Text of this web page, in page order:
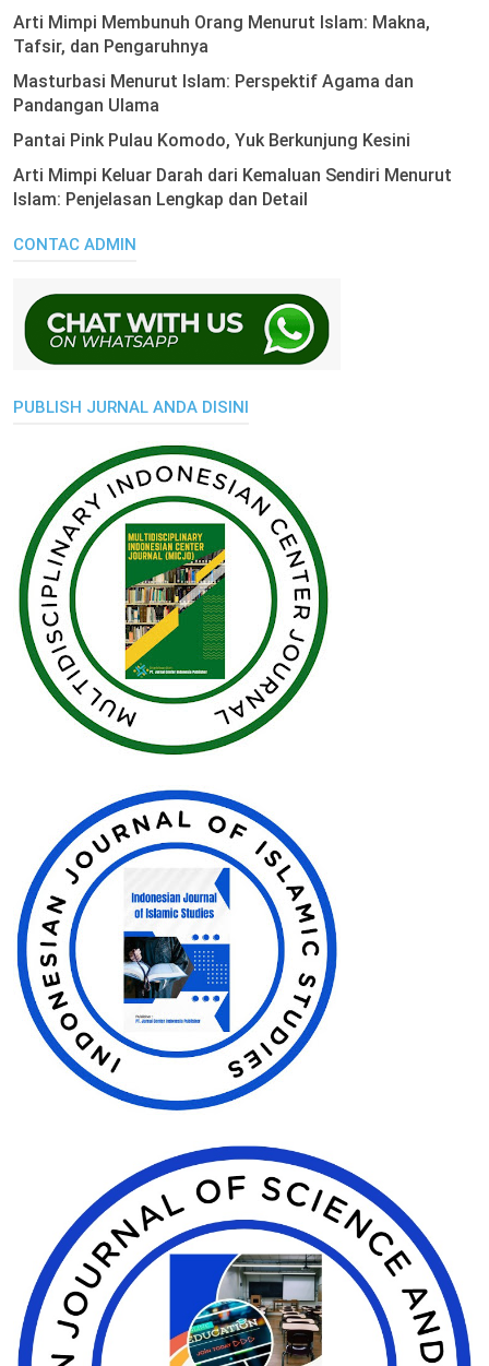
Arti Mimpi Membunuh Orang Menurut Islam: Makna,
Tafsir, dan Pengaruhnya
Masturbasi Menurut Islam: Perspektif Agama dan
Pandangan Ulama
Pantai Pink Pulau Komodo, Yuk Berkunjung Kesini
Arti Mimpi Keluar Darah dari Kemaluan Sendiri Menurut
Islam: Penjelasan Lengkap dan Detail
CONTAC ADMIN
PUBLISH JURNAL ANDA DISINI